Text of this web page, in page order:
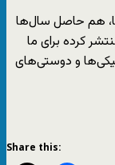
هم حاصل سال‌ها
کرده برای ما
و دوستی‌های
Share this: